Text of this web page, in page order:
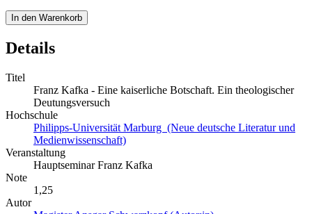
In den Warenkorb
Details
Titel
Franz Kafka - Eine kaiserliche Botschaft. Ein theologischer
Deutungsversuch
Hochschule
Philipps-Universität Marburg (Neue deutsche Literatur und
Medienwissenschaft)
Veranstaltung
Hauptseminar Franz Kafka
Note
1,25
Autor